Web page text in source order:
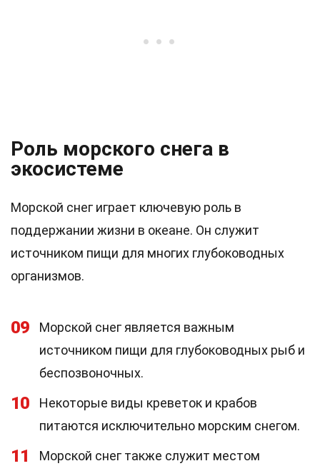
Роль морского снега в
экосистеме
Морской снег играет ключевую роль в
поддержании жизни в океане. Он служит
источником пищи для многих глубоководных
организмов.
09
Морской снег является важным
источником пищи для глубоководных рыб и
беспозвоночных.
10
Некоторые виды креветок и крабов
питаются исключительно морским снегом.
11 Морской снег также служит местом